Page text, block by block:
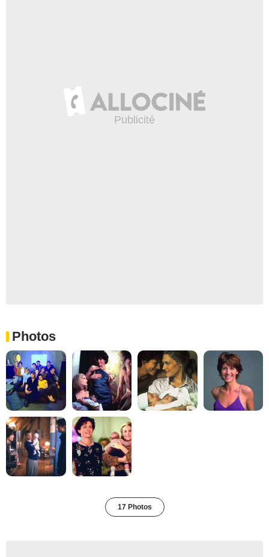
Photos
17 Photos